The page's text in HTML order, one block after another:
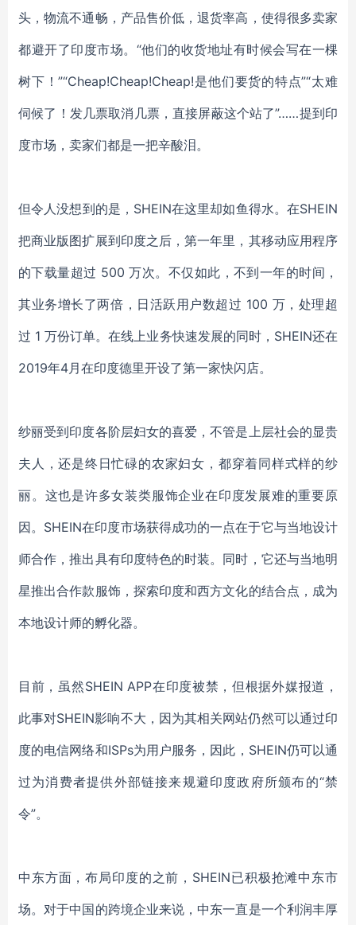
头，物流不通畅，产品售价低，退货率高，使得很多卖家
都避开了印度市场。 “他们的收货地址有时候会写在一棵
树下！”“Cheap!Cheap!Cheap!是他们要货的特点”“太难
伺候了！发几票取消几票，直接屏蔽这个站了”……提到印
度市场，卖家们都是一把辛酸泪。
但令人没想到的是， SHEIN在这里却如鱼得水。在SHEIN
把商业版图扩展到印度之后，第一年里，其移动应用程序
的下载量超过 500 万次。不仅如此，不到一年的时间，
其业务增长了两倍，日活跃用户数超过 100 万，处理超
过 1 万份订单。在线上业务快速发展的同时，SHEIN还在
2019年4月在印度德里开设了第一家快闪店。
纱丽受到印度各阶层妇女的喜爱，不管是上层社会的显贵
夫人，还是终日忙碌的农家妇女，都穿着同样式样的纱
丽。这也是许多女装类服饰企业在印度发展难的重要原
因。 SHEIN在印度市场获得成功的一点在于它与当地设计
师合作，推出具有印度特色的时装。同时，它还与当地明
星推出合作款服饰，探索印度和西方文化的结合点，成为
本地设计师的孵化器。
目前，虽然SHEIN APP在印度被禁，但根据外媒报道，
此事对SHEIN影响不大，因为其相关网站仍然可以通过印
度的电信网络和ISPs为用户服务，因此，SHEIN仍可以通
过为消费者提供外部链接来规避印度政府所颁布的“禁
令”。
中东方面，布局印度的之前， SHEIN已积极抢滩中东市
场。对于中国的跨境企业来说，中东一直是一个利润丰厚